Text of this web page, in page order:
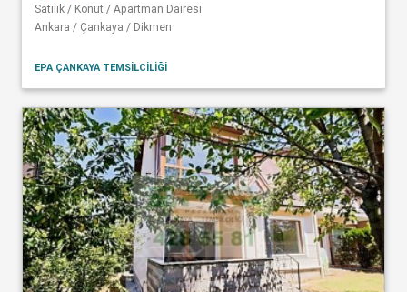
Satılık / Konut / Apartman Dairesi
Ankara / Çankaya / Dikmen
EPA ÇANKAYA TEMSİLCİLİĞİ